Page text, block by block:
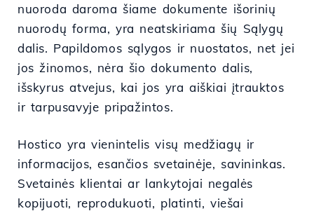
nuoroda daroma šiame dokumente išorinių
nuorodų forma, yra neatskiriama šių Sąlygų
dalis. Papildomos sąlygos ir nuostatos, net jei
jos žinomos, nėra šio dokumento dalis,
išskyrus atvejus, kai jos yra aiškiai įtrauktos
ir tarpusavyje pripažintos.
Hostico yra vienintelis visų medžiagų ir
informacijos, esančios svetainėje, savininkas.
Svetainės klientai ar lankytojai negalės
kopijuoti, reprodukuoti, platinti, viešai